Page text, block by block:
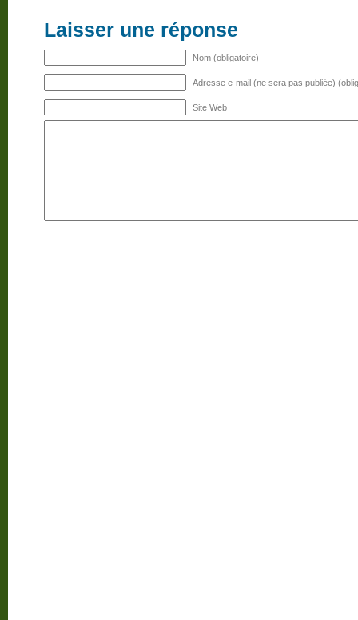
Laisser une réponse
Nom (obligatoire)
Adresse e-mail (ne sera pas publiée)
Site Web